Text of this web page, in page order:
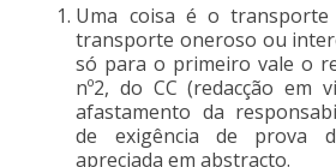
Uma coisa é o
transporte oneroso ou
só para o primeiro vale o
nº2, do CC (redacção em
afastamento da
de exigência de prova
apreciada em abstracto.